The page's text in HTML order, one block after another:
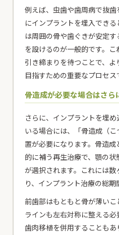
例えば、虫歯や歯周病で抜
にインプラントを埋入でき
は周囲の骨や歯ぐきが安定
を設けるのが一般的です。
引き締まりを待つことで、
目指すための重要なプロセス
骨造成が必要な場合はさら
さらに、インプラントを埋
いる場合には、「骨造成（
置が必要になります。骨造
的に補う再生治療で、顎の
が選択されます。これには
り、インプラント治療の総期
前歯部はもともと骨が薄い
ラインも左右対称に整える
歯肉移植を併用することも